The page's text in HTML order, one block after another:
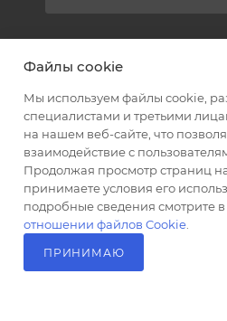
Магазин-
Ростовская обл,
пос. Янтарный,
Кольцо, 3, ТЦ
Показать
Файлы cookie
Мы используем файлы cookie,
специалистами и третьими
на нашем веб-сайте, что
взаимодействие с
Продолжая просмотр страниц
принимаете условия его
подробные сведения смотрите
отношении файлов Cookie
ПРИНИМАЮ